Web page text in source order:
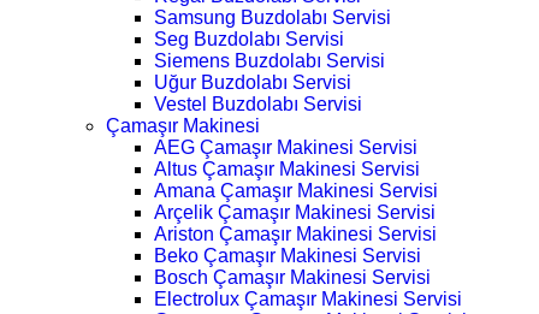
Samsung Buzdolabı Servisi
Seg Buzdolabı Servisi
Siemens Buzdolabı Servisi
Uğur Buzdolabı Servisi
Vestel Buzdolabı Servisi
Çamaşır Makinesi
AEG Çamaşır Makinesi Servisi
Altus Çamaşır Makinesi Servisi
Amana Çamaşır Makinesi Servisi
Arçelik Çamaşır Makinesi Servisi
Ariston Çamaşır Makinesi Servisi
Beko Çamaşır Makinesi Servisi
Bosch Çamaşır Makinesi Servisi
Electrolux Çamaşır Makinesi Servisi